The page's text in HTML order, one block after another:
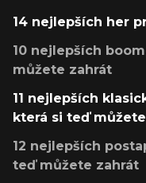
14 nejlepších her
10 nejlepších
můžete zahrát
11 nejlepších
která si teď
12 nejlepších
teď můžete zahrát